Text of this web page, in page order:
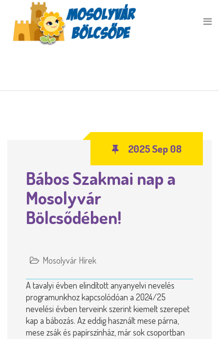
Bábos Szakmai nap a
Mosolyvár
Bölcsődében!
2025 Sep 08
Mosolyvár Hírek
A tavalyi évben elindított anyanyelvi nevelés
programunkhoz kapcsolódóan a 2024/25
nevelési évben terveink szerint kiemelt szerepet
kap a bábozás. Az eddig használt mese párna,
mese zsák és papírszínház, már sok csoportban